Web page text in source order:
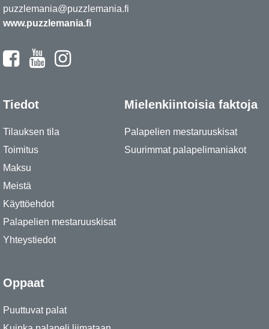
puzzlemania@puzzlemania.fi
www.puzzlemania.fi
Tiedot
Tilauksen tila
Toimitus
Maksu
Meistä
Käyttöehdot
Palapelien mestaruuskisat
Yhteystiedot
Mielenkiintoisia faktoja
Palapelien mestaruuskisat
Suurimmat palapelimaniakot
Oppaat
Puuttuvat palat